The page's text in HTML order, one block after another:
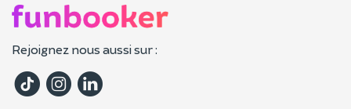
Rejoignez nous aussi sur :